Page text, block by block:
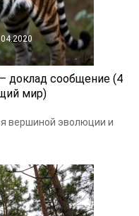
доклад сообщение (4
мир)
вершиной эволюции и